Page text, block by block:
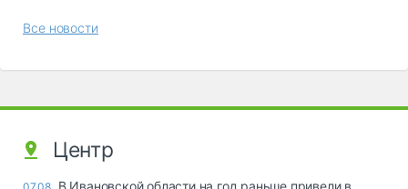
Все новости
Центр
В Ивановской области на год раньше привели в